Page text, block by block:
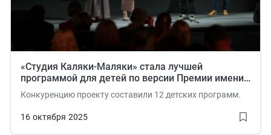
16 октября 2025
«Студия Каляки-Маляки» стала лучшей
программой для детей по версии Премии имени
Эдуарда Сагалаева
Конкуренцию проекту составили 12 детских программ.